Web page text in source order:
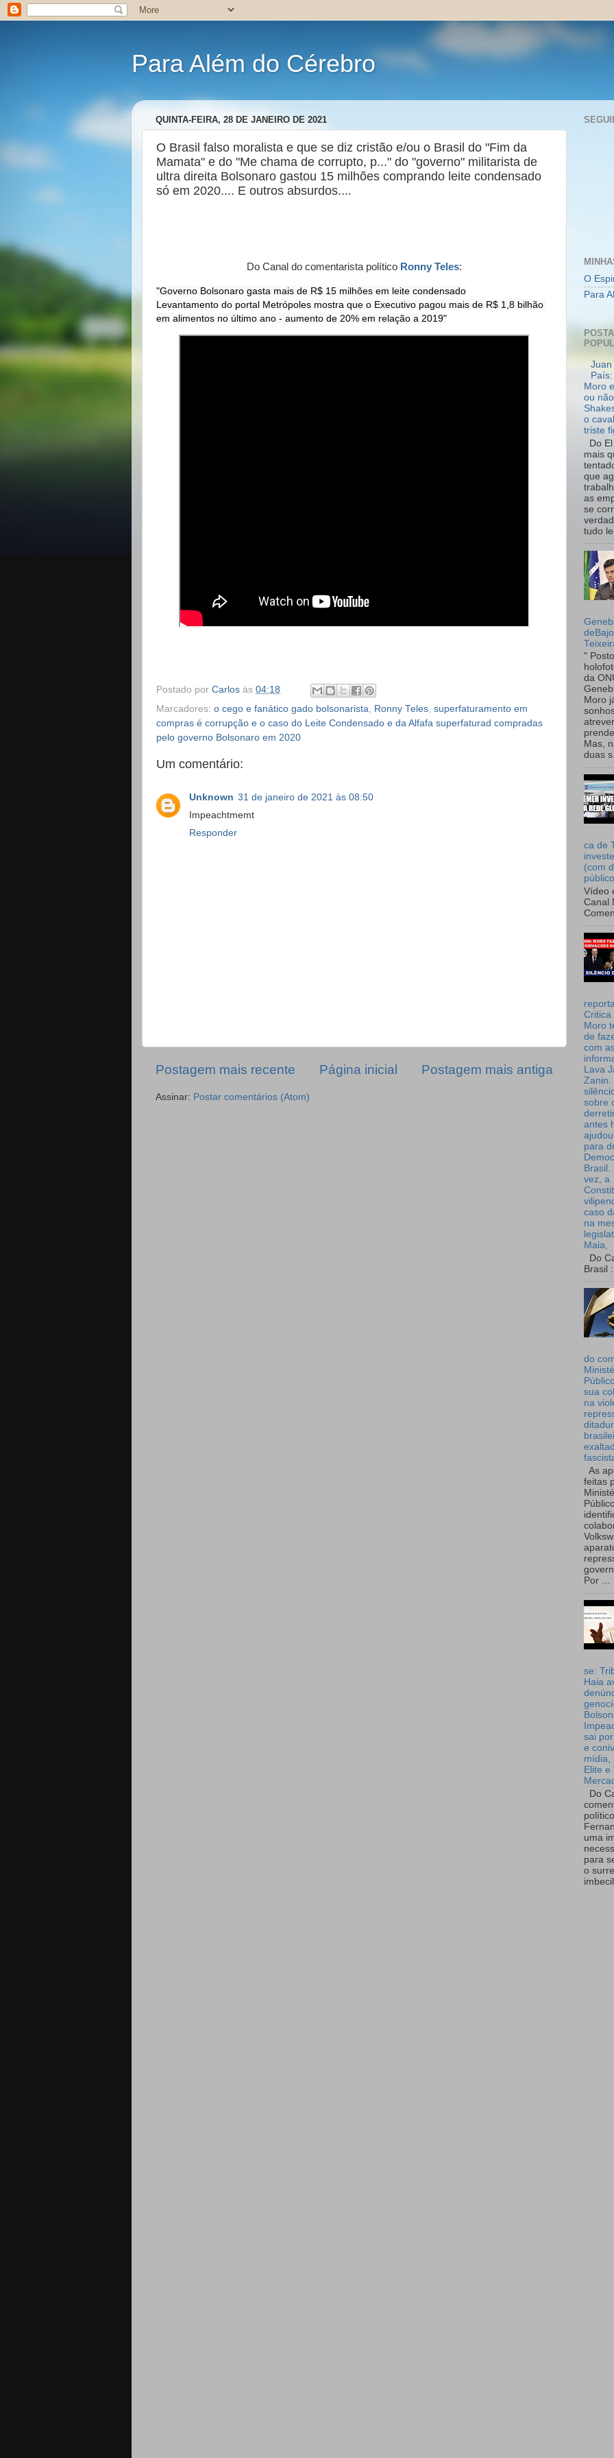
Para Além do Cérebro
QUINTA-FEIRA, 28 DE JANEIRO DE 2021
O Brasil falso moralista e que se diz cristão e/ou o Brasil do "Fim da
Mamata" e do "Me chama de corrupto, p..." do "governo" militarista de
ultra direita Bolsonaro gastou 15 milhões comprando leite condensado
só em 2020.... E outros absurdos....
Do Canal do comentarista político Ronny Teles:
"Governo Bolsonaro gasta mais de R$ 15 milhões em leite condensado
Levantamento do portal Metrópoles mostra que o Executivo pagou mais de R$ 1,8 bilhão
em alimentos no último ano - aumento de 20% em relação a 2019"
Postado por Carlos às 04:18
Marcadores: o cego e fanático gado bolsonarista Ronny Teles superfaturamento em
compras é corrupção e o caso do Leite Condensado e da Alfafa superfaturad compradas
pelo governo Bolsonaro em 2020
Um comentário:
Unknown 31 de janeiro de 2021 às 08:50
Impeachtmemt
Responder
Postagem mais recente Postagem mais antiga
Página inicial
Assinar: Postar comentários (Atom)
O
Para
Juan
Moro
ou
o
triste
Do
mais
que
as
se
tudo
"
da
Moro
Mas,
duas
ca de
(com
Vídeo
Canal
Critica
Moro
de
com
Lava
Zanin.
sobre
antes
para
Brasil.
vez, a
caso
na
Maia,
Do
Brasil :
do
sua
na
As
feitas
Por ...
se:
Haia
sai
e
mídia,
Elite e
Do
uma
para
o